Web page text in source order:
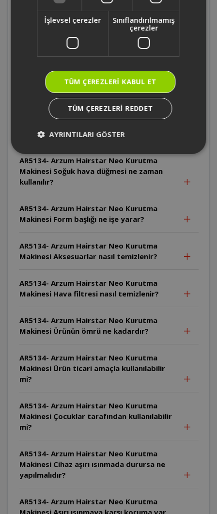
AR5134- Arzum Hairstar Neo Kurutma
Makinesi Cihaz pratik askı halkası ile nasıl
Makinesi Cihazın kablosu nasıl
saklanmalıdır?
AR5134- Arzum Hairstar Neo Kurutma
ısı ayarında kullanılabilir?
AR5134- Arzum Hairstar Neo Kurutma
Makinesi Soğuk hava düğmesi ne zaman
kullanılır?
AR5134- Arzum Hairstar Neo Kurutma
Makinesi Form başlığı ne işe yarar?
AR5134- Arzum Hairstar Neo Kurutma
Makinesi Aksesuarlar nasıl temizlenir?
AR5134- Arzum Hairstar Neo Kurutma
Makinesi Hava filtresi nasıl temizlenir?
AR5134- Arzum Hairstar Neo Kurutma
Makinesi Ürünün ömrü ne kadardır?
AR5134- Arzum Hairstar Neo Kurutma
Makinesi Ürün ticari amaçla kullanılabilir
mi?
AR5134- Arzum Hairstar Neo Kurutma
Makinesi Çocuklar tarafından kullanılabilir
mi?
AR5134- Arzum Hairstar Neo Kurutma
Makinesi Cihaz aşırı ısınmada durursa ne
yapılmalıdır?
AR5134- Arzum Hairstar Neo Kurutma
Makinesi Aşırı ısınmaya karşı koruma var
İşlevsel çerezler
Sınıflandırılmamış
çerezler
TÜM ÇEREZLERI KABUL ET
TÜM ÇEREZLERI REDDET
AYRINTILARI GÖSTER